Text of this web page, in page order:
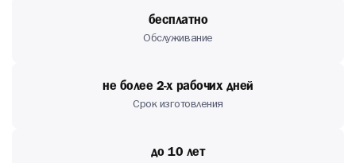
бесплатно
Обслуживание
не более 2-х рабочих дней
Срок изготовления
до 10 лет